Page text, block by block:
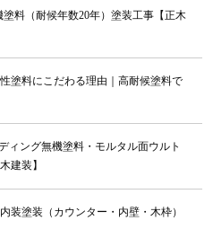
料（耐候年数20年）塗装工事【正木
塗料にこだわる理由｜高耐候塗料で
ィング無機塗料・モルタル面ウルト
建装】
装塗装（カウンター・内壁・木枠）